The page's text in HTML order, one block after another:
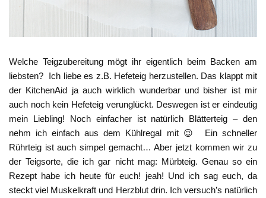
Welche Teigzubereitung mögt ihr eigentlich beim Backen am
liebsten? Ich liebe es z.B. Hefeteig herzustellen. Das klappt mit
der KitchenAid ja auch wirklich wunderbar und bisher ist mir
auch noch kein Hefeteig verunglückt. Deswegen ist er eindeutig
mein Liebling! Noch einfacher ist natürlich Blätterteig – den
nehm ich einfach aus dem Kühlregal mit 😉 Ein schneller
Rührteig ist auch simpel gemacht… Aber jetzt kommen wir zu
der Teigsorte, die ich gar nicht mag: Mürbteig. Genau so ein
Rezept habe ich heute für euch! jeah! Und ich sag euch, da
steckt viel Muskelkraft und Herzblut drin. Ich versuch’s natürlich